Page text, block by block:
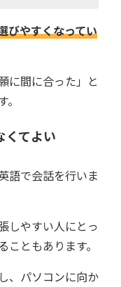
びやすくなってい
に間に合った」と
くてよい
語で会話を行いま
しやすい人にとっ
ともあります。
、パソコンに向か